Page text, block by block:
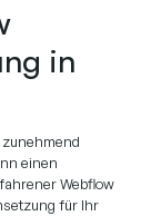
in
einen
Webflow
für Ihr